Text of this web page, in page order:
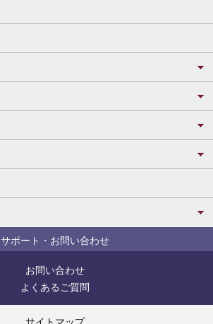
サポート・お問い合わせ
お問い合わせ
よくあるご質問
サイトマップ